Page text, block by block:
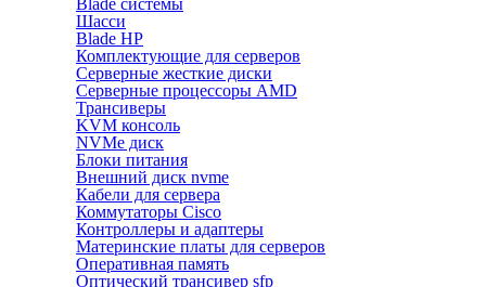
Blade системы
Шасси
Blade HP
Комплектующие для серверов
Серверные жесткие диски
Серверные процессоры AMD
Трансиверы
KVM консоль
NVMe диск
Блоки питания
Внешний диск nvme
Кабели для сервера
Коммутаторы Cisco
Контроллеры и адаптеры
Материнские платы для серверов
Оперативная память
Оптический трансивер sfp